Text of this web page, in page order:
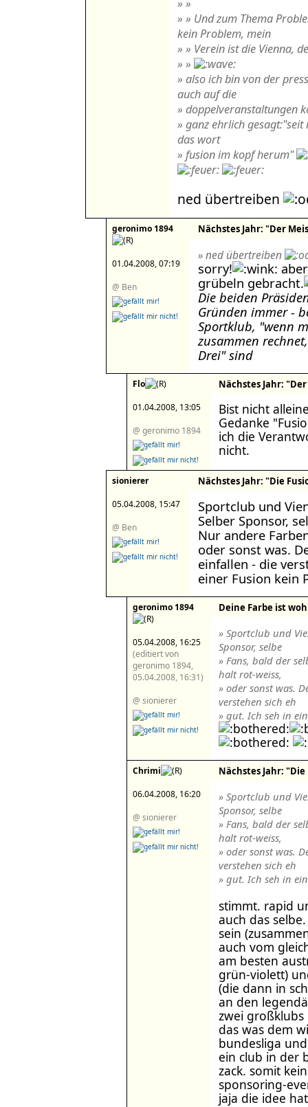
» »
» » Und zum Thema
kein Problem, mein
» » Verein ist die Vienna,
» »
» also ich bin von der
auch auf die
» doppelveranstaltungen
» ganz ehrlich
das wort
» fusion im kopf herum"
ned übertreiben
geronimo 1894
01.04.2008, 07:19
@ Ben
Nächstes Jahr: "Der
» ned übertreiben
sorry!
grübeln gebracht.
Die beiden
Gründen immer -
Sportklub, "wenn
zusammen
Drei" sind
Flo
01.04.2008, 13:05
@ geronimo 1894
Nächstes Jahr:
Bist nicht
Gedanke
ich die
nicht.
sionierer
05.04.2008, 15:47
@ Ben
Nächstes Jahr: "Die
Sportclub und
Selber Sponsor,
Nur andere
oder sonst was.
einfallen - die
einer Fusion kein
geronimo 1894
05.04.2008, 16:25
(editiert von
geronimo 1894,
05.04.2008, 16:31)
@ sionierer
Deine Farbe ist
» Sportclub und
Sponsor, selbe
» Fans, bald der
halt rot-weiss,
» oder sonst was.
verstehen sich eh
» gut. Ich seh in
Chrimi
06.04.2008, 16:20
@ sionierer
Nächstes Jahr:
» Sportclub und
Sponsor, selbe
» Fans, bald der
halt rot-weiss,
» oder sonst was.
verstehen sich eh
» gut. Ich seh in
stimmt. rapid
auch das
sein
auch vom
am besten
grün-violett)
(die dann in
an den
zwei
das was dem
bundesliga
ein club in der
zack. somit
sponsoring-
jaja die idee